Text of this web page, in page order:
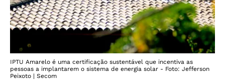
IPTU Amarelo é uma certificação sustentável que incentiva as
pessoas a implantarem o sistema de energia solar - Foto: Jefferson
Peixoto | Secom